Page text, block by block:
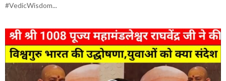
#VedicWisdom...